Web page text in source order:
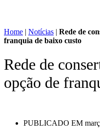
Home | Notícias | Rede de
franquia de baixo custo
Rede de
opção de
PUBLICADO EM